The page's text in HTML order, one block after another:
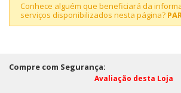
Conhece alguém que beneficiará da
serviços disponibilizados nesta página?
Compre com Segurança:
Avaliação desta Loja